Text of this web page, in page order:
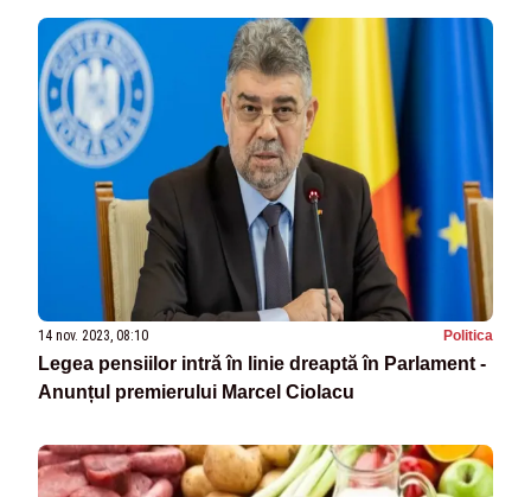
14 nov. 2023, 08:10 Politica
Legea pensiilor intră în linie dreaptă în Parlament -
Anunțul premierului Marcel Ciolacu